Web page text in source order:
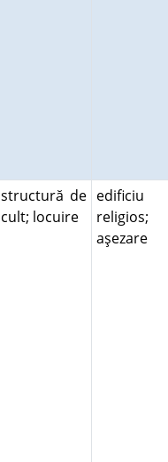
structură de
cult; locuire
edificiu
religios;
aşezare